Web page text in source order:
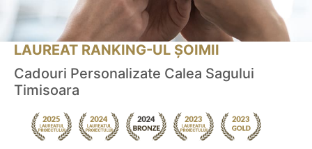
LAUREAT RANKING-UL ȘOIMII
Cadouri Personalizate Calea Sagului
Timisoara